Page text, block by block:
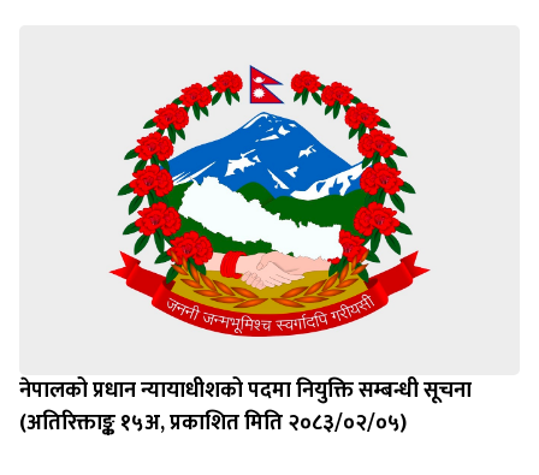
नेपालको प्रधान न्यायाधीशको पदमा नियुक्ति सम्बन्धी सूचना
(अतिरिक्ताङ्क १५अ, प्रकाशित मिति २०८३/०२/०५)